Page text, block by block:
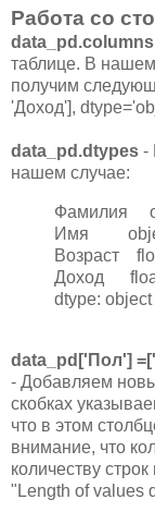
Работа со
data_pd.columns
таблице. В
получим
'Доход'],
data_pd.dtypes -
нашем случае:
Фамилия
Имя
Возраст
Доход
dtype: object
data_pd['Пол']
- Добавляем
скобках
что в этом
внимание, что
количеству
"Length of values